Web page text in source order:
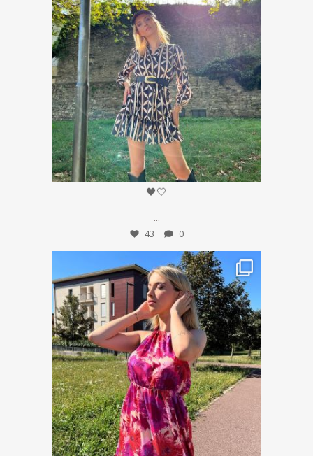
Set 8
🖤🤍
...
43 0
Lug 18